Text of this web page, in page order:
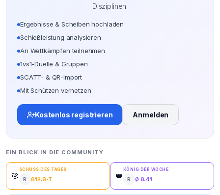
Disziplinen.
Ergebnisse & Scheiben hochladen
Schießleistung analysieren
An Wettkämpfen teilnehmen
1vs1-Duelle & Gruppen
SCATT- & QR-Import
Mit Schützen vernetzen
Kostenlos registrieren Anmelden
EIN BLICK IN DIE COMMUNITY
🎯
SCHUSS DES TAGES
R 812.8-T 👑
KÖNIG DER WOCHE
R Ø 8.41